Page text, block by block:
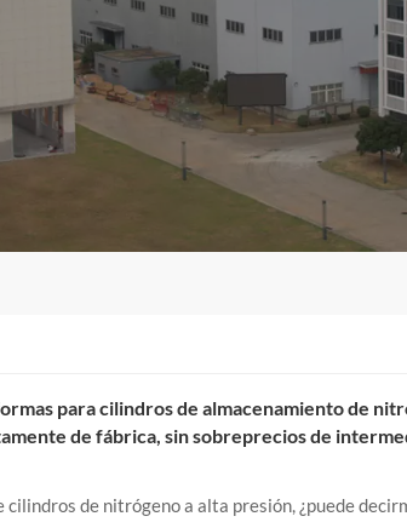
para cilindros de almacenamiento de
de fábrica, sin sobreprecios de
de nitrógeno a alta presión, ¿puede